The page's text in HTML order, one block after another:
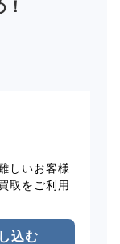
しいお客様
取をご利用
込む